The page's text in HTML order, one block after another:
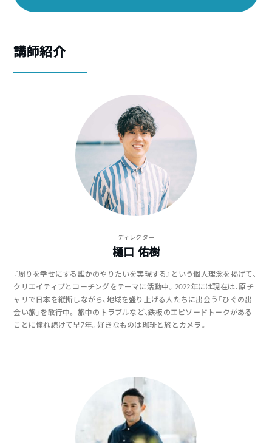
講師紹介
ディレクター
樋口 佑樹
『周りを幸せにする誰かのやりたいを実現する』という個人理念を掲げて、
クリエイティブとコーチングをテーマに活動中。2022年には現在は、原チ
ャリで日本を縦断しながら、地域を盛り上げる人たちに出会う「ひぐの出
会い旅」を敢行中。 旅中のトラブルなど、鉄板のエピソードトークがある
ことに憧れ続けて早7年。好きなものは珈琲と旅とカメラ。